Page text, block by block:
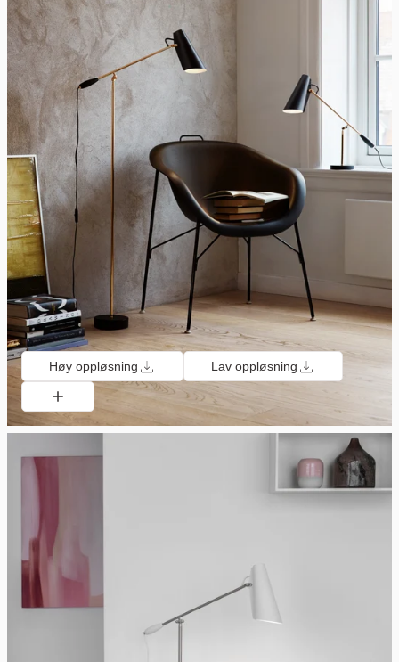
Høy oppløsning Lav oppløsning